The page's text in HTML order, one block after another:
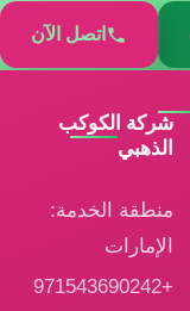
اتصل الآن
شركة الكوكب
الذهبي
منطقة الخدمة:
الإمارات
+971543690242